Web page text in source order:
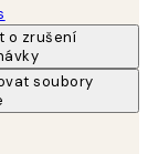
o zrušení
soubory